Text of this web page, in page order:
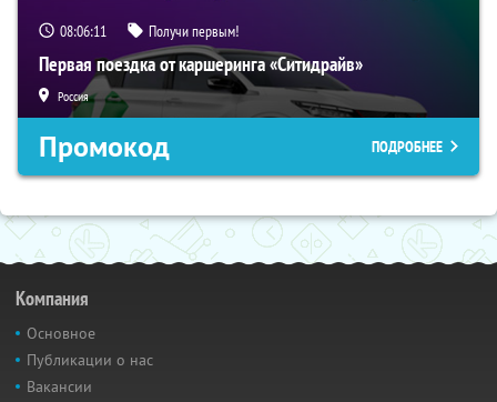
08:06:10 Получи первым!
Первая поездка от каршеринга «Ситидрайв»
Россия
Промокод ПОДРОБНЕЕ
Компания
Основное
Публикации о нас
Вакансии